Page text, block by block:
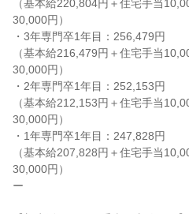
（基本給220,804円＋住宅手当
30,000円）
・3年専門卒1年目：256,479円
（基本給216,479円＋住宅手当
30,000円）
・2年専門卒1年目：252,153円
（基本給212,153円＋住宅手当
30,000円）
・1年専門卒1年目：247,828円
（基本給207,828円＋住宅手当
30,000円）
ー